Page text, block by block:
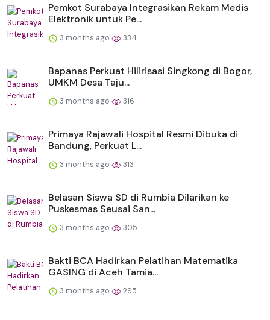
Pemkot Surabaya Integrasikan Rekam Medis
Elektronik untuk Pe...
3 months ago 334
Bapanas Perkuat Hilirisasi Singkong di Bogor,
UMKM Desa Taju...
3 months ago 316
Primaya Rajawali Hospital Resmi Dibuka di
Bandung, Perkuat L...
3 months ago 313
Belasan Siswa SD di Rumbia Dilarikan ke
Puskesmas Seusai San...
3 months ago 305
Bakti BCA Hadirkan Pelatihan Matematika
GASING di Aceh Tamia...
3 months ago 295